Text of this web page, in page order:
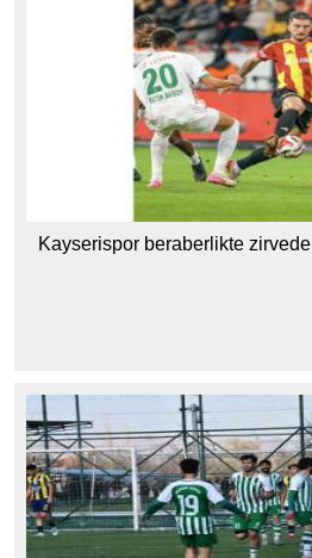
Kayserispor beraberlikte zirvede